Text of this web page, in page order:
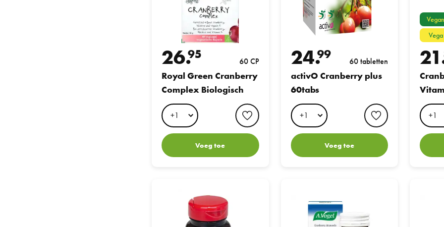
26.
95 60 CP
Royal Green Cranberry
Complex Biologisch
favorite button
Voeg toe
24.99 60 tabletten
activO Cranberry plus
60tabs
favorite button
Voeg toe
Vegan
Vega